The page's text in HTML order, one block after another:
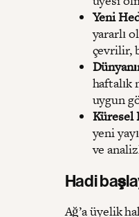
Yeni
yararlı
çevrilir,
haftalık
uygun
Küresel
yeni
ve
Hadi
Ağ’a üyelik